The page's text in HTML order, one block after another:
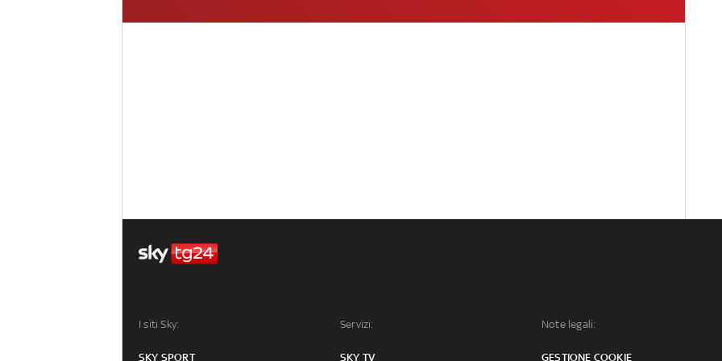
I siti Sky:
SKY SPORT
Servizi:
SKY TV
Note legali:
GESTIONE COOKIE